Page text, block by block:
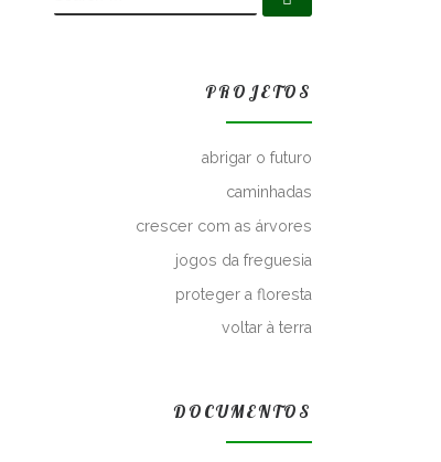
PROJETOS
abrigar o futuro
caminhadas
crescer com as árvores
jogos da freguesia
proteger a floresta
voltar à terra
DOCUMENTOS